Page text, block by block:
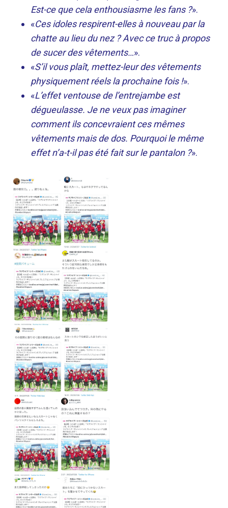
Est-ce que cela enthousiasme les fans ?».
«Ces idoles respirent-elles à nouveau par la
chatte au lieu du nez ? Avec ce truc à propos
de sucer des vêtements…».
«S’il vous plaît, mettez-leur des vêtements
physiquement réels la prochaine fois !».
«L’effet ventouse de l’entrejambe est
dégueulasse. Je ne veux pas imaginer
comment ils concevraient ces mêmes
vêtements mais de dos. Pourquoi le même
effet n’a-t-il pas été fait sur le pantalon ?».